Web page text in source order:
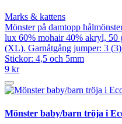
Marks & kattens
Mönster på damtopp
lux 60% mohair 40% akryl, 50
(XL). Garnåtgång jumper: 3
Stickor: 4,5 och 5mm
9 kr
Mönster baby/barn tröja i